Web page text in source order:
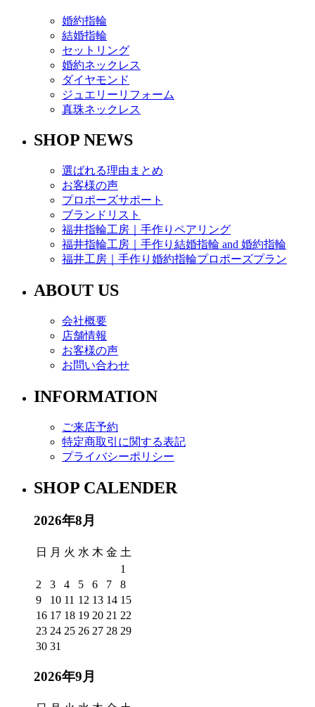
婚約指輪
結婚指輪
セットリング
婚約ネックレス
ダイヤモンド
ジュエリーリフォーム
真珠ネックレス
SHOP NEWS
選ばれる理由まとめ
お客様の声
プロポーズサポート
ブランドリスト
福井指輪工房｜手作りペアリング
福井指輪工房｜手作り結婚指輪 and 婚約指輪
福井工房｜手作り婚約指輪プロポーズプラン
ABOUT US
会社概要
店舗情報
お客様の声
お問い合わせ
INFORMATION
ご来店予約
特定商取引に関する表記
プライバシーポリシー
SHOP CALENDER
2026年8月
日 月 火 水 木 金 土
1
2
3 4 5 6 7
8
9
10 11 12 13 14 15
16 17 18 19 20 21 22
23 24 25 26 27 28 29
30 31
2026年9月